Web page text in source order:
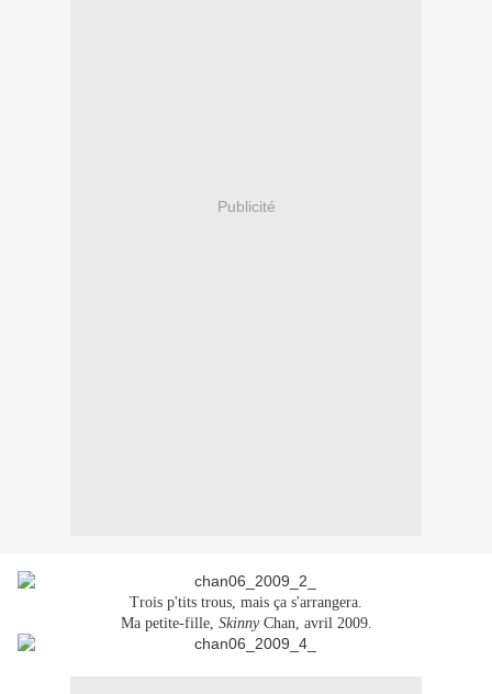
Publicité
Trois p'tits trous, mais ça s'arrangera.
Ma petite-fille, SkinnyChan, avril 2009.